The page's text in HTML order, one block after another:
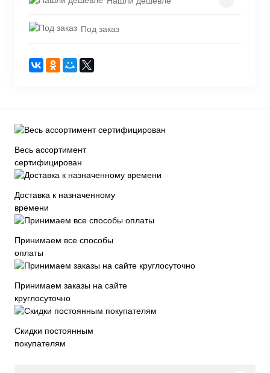
Под заказ
Весь ассортимент
сертифицирован
Доставка к назначенному
времени
Принимаем все способы
оплаты
Принимаем заказы на сайте
круглосуточно
Скидки постоянным
покупателям